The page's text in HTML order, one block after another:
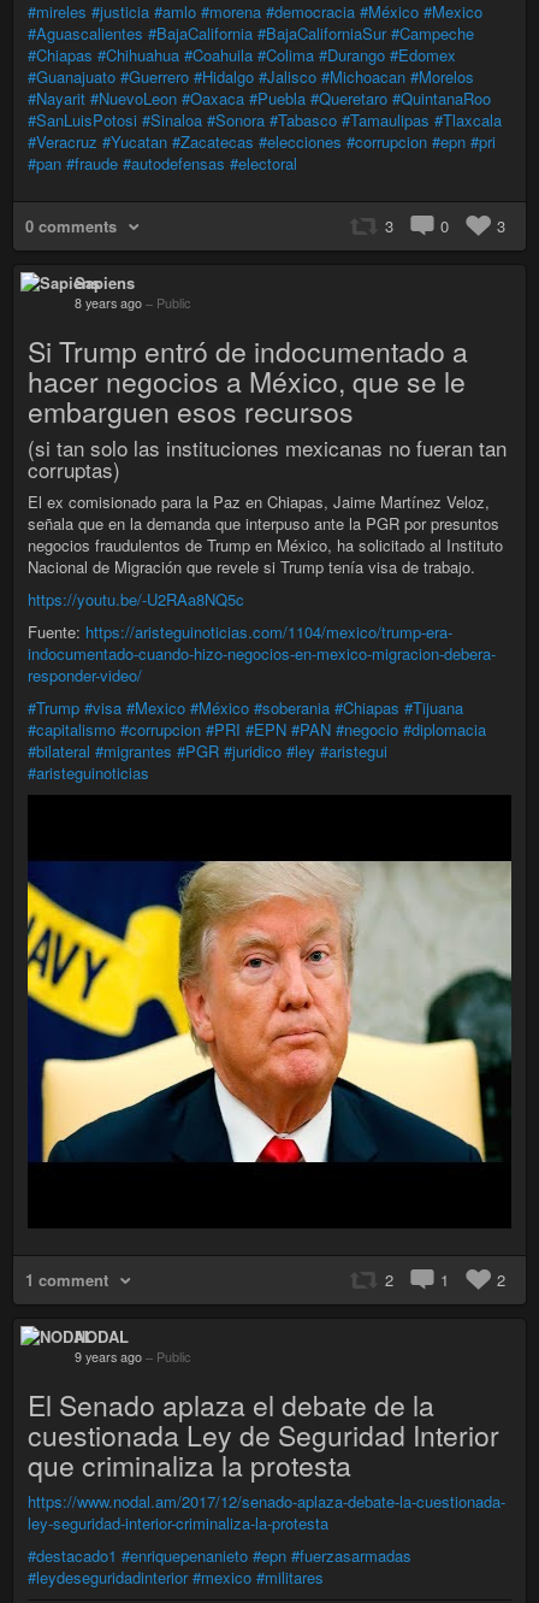
#mireles #justicia #amlo #morena #democracia #México #Mexico
#Aguascalientes #BajaCalifornia #BajaCaliforniaSur #Campeche
#Chiapas #Chihuahua #Coahuila #Colima #Durango #Edomex
#Guanajuato #Guerrero #Hidalgo #Jalisco #Michoacan #Morelos
#Nayarit #NuevoLeon #Oaxaca #Puebla #Queretaro #QuintanaRoo
#SanLuisPotosi #Sinaloa #Sonora #Tabasco #Tamaulipas #Tlaxcala
#Veracruz #Yucatan #Zacatecas #elecciones #corrupcion #epn #pri
#pan #fraude #autodefensas #electoral
0 comments 3 0 3
Sapiens
8 years ago – Public
Si Trump entró de indocumentado a
hacer negocios a México, que se le
embarguen esos recursos
(si tan solo las instituciones mexicanas no fueran tan
corruptas)
El ex comisionado para la Paz en Chiapas, Jaime Martínez Veloz,
señala que en la demanda que interpuso ante la PGR por presuntos
negocios fraudulentos de Trump en México, ha solicitado al Instituto
Nacional de Migración que revele si Trump tenía visa de trabajo.
https://youtu.be/-U2RAa8NQ5c
Fuente: https://aristeguinoticias.com/1104/mexico/trump-era-
indocumentado-cuando-hizo-negocios-en-mexico-migracion-debera-
responder-video/
#Trump #visa #Mexico #México #soberania #Chiapas #Tijuana
#capitalismo #corrupcion #PRI #EPN #PAN #negocio #diplomacia
#bilateral #migrantes #PGR #juridico #ley #aristegui
#aristeguinoticias
1 comment 2 1 2
NODAL
9 years ago – Public
El Senado aplaza el debate de la
cuestionada Ley de Seguridad Interior
que criminaliza la protesta
https://www.nodal.am/2017/12/senado-aplaza-debate-la-cuestionada-
ley-seguridad-interior-criminaliza-la-protesta
#destacado1 #enriquepenanieto #epn #fuerzasarmadas
#leydeseguridadinterior #mexico #militares